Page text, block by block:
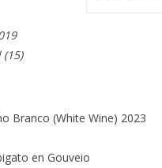
(15)
Branco (White Wine) 2023
en Gouveio